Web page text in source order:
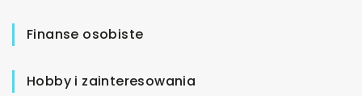
Finanse osobiste
Hobby i zainteresowania